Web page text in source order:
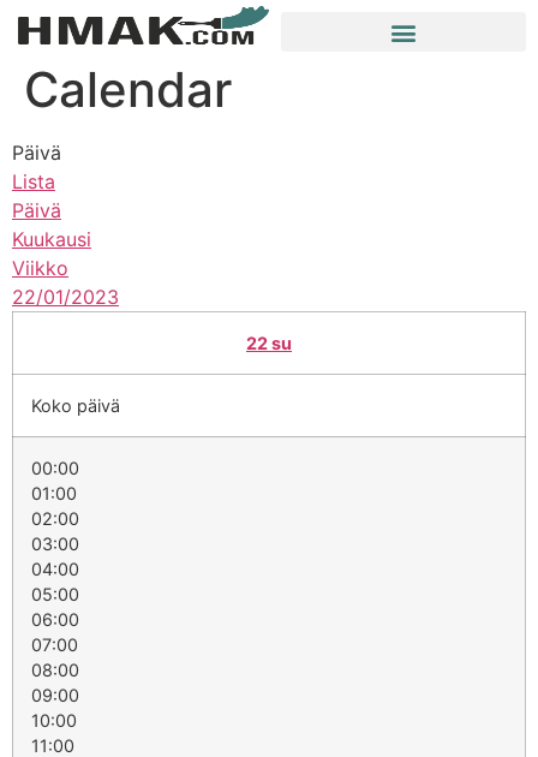
Calendar
Päivä
Lista
Päivä
Kuukausi
Viikko
22/01/2023
22su
Koko päivä
00:00
01:00
02:00
03:00
04:00
05:00
06:00
07:00
08:00
09:00
10:00
11:00